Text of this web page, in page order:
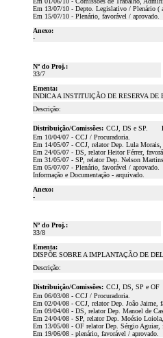
Em 13/07/10 - Depto. Legislativo / Plenário (
Em 15/07/10 - Plenário, favorável / aprovado.
Anexo:
-
Nº do Proj.:
33/7
Ementa:
INDICA A INSTITUIÇÃO DE RESERVA
Descrição:
Distribuição/Comissões: CCJ, DS e SP.
Em 10/04/07 - CCJ / Procuradoria.
Em 14/05/07 - CCJ, relator Dep. Lula Morais,
Em 24/05/07 - DS, relator Heitor Férrer,
Em 31/05/07 - SP, relator Dep. Nelson
Em 05/07/07 - Plenário, favorável / aprovado.
Informação e Documentação - arquivado.
Anexo:
-
Nº do Proj.:
33/8
Ementa:
DISPÕE SOBRE A IMPLANTAÇÃO DE
Descrição:
Distribuição/Comissões: CCJ, DS, SP e OF
Em 06/03/08 - CCJ / Procuradoria.
Em 02/04/08 - CCJ, relator Dep. João Jaime,
Em 09/04/08 - DS, relator Dep. Manoel de
Em 24/04/08 - SP, relator Dep. Moésio
Em 13/05/08 - OF relator Dep. Sérgio Aguiar,
Em 19/06/08 - plenário, favorável / aprovado.